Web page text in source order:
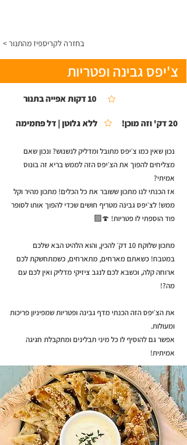
< בחזרה לקריספיז מהתנור
צ'יפס גבינה ופטריות
10 דקות אפייה בתנור
ללא גלוטן | דל פחמימה 20 דק' וזה מוכן!
נכון שאין כמו צ׳יפס מתובל ומדליק לנשנוש? ונכון שאם
מצליחים להפוך את הצ׳יפס הזה לממש בריא זה בונוס
אמיתי?
אז הכנתי לנו מתכון ששובר את כל הכלים! מתכון מהיר וקל
ממש! לצ׳יפס גבינה מטריף חושים שכדי להפוך אותו לסופר
פוד הוספתי לו פטריות! 🍄‍🟫
מתכון שלוקח 10 דק׳ להכין, והוא הלהיט הבא שלכם
במטבח! כשאתם מארחים, מתארחים, כשמתחשקת לכם
ארוחה קלה, וכשבא לכם לנגב ציזיקי מדליק ואין לכם עם
מה?!
את הצ׳יפס הזה הכנתי מדף גבינה ופטריות שמפיניון פריכות
ומעולות.
אפשר גם להוסיף לו כל מיני תבלינים ומתקבלת חגיגה
אמיתית!